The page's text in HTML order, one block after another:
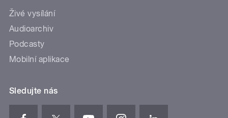
Živé vysílání
Audioarchiv
Podcasty
Mobilní aplikace
Sledujte nás